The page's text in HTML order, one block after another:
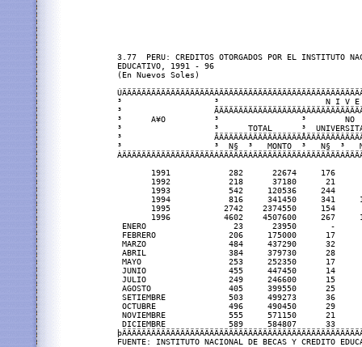
3.77  PERU: CREDITOS OTORGADOS POR EL INSTITUTO
EDUCATIVO, 1991 - 96
(En Nuevos Soles)
³                   ³                      N I V E
³
³      A¥O          ³                 ³        NO
³                   ³      TOTAL      ³
³
³                   ³  N§  ³   MONTO  ³   N§  ³
1991            282      22674     176
1992            218      37180      21
1993            542     120536     244
1994            816     341450     341
1995           2742    2374550     154
1996           4602    4507600     267
ENERO                  23      23950       -
FEBRERO               206     175000      17
MARZO                 484     437290      32
ABRIL                 384     379730      28
MAYO                  253     252350      17
JUNIO                 455     447450      14
JULIO                 249     246600      15
AGOSTO                405     399550      25
SETIEMBRE             503     499273      36
OCTUBRE               496     490450      29
NOVIEMBRE             555     571150      21
DICIEMBRE             589     584807      33
FUENTE: INSTITUTO NACIONAL